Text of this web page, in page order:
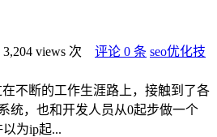
views 次 评论 0 条 seo优化技
在不断的工作生涯路上，接触到了各
统，也和开发人员从0起步做一个
为ip起...